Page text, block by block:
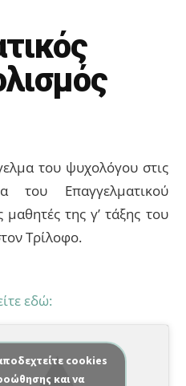
του ψυχολόγου στις
του Επαγγελματικού
της γ’ τάξης του
Τρίλοφο.
εδώ:
cookies
και να